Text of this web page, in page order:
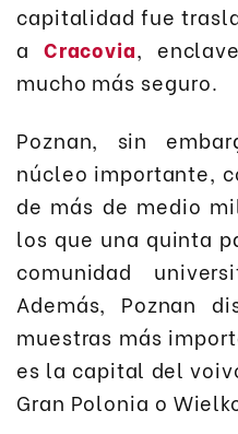
capitalidad fue
a Cracovia,
mucho más seguro.
Poznan, sin
núcleo importante,
de más de medio
los que una quinta
comunidad
Además, Poznan
muestras más
es la capital del
Gran Polonia o